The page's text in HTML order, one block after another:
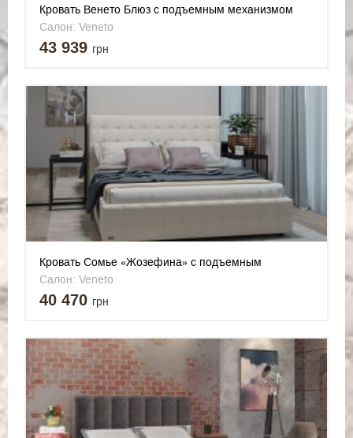
Кровать Венето Блюз с подъемным механизмом
Салон: Veneto
43 939 грн
Кровать Сомье «Жозефина» c подъемным
механизмом
Салон: Veneto
40 470 грн